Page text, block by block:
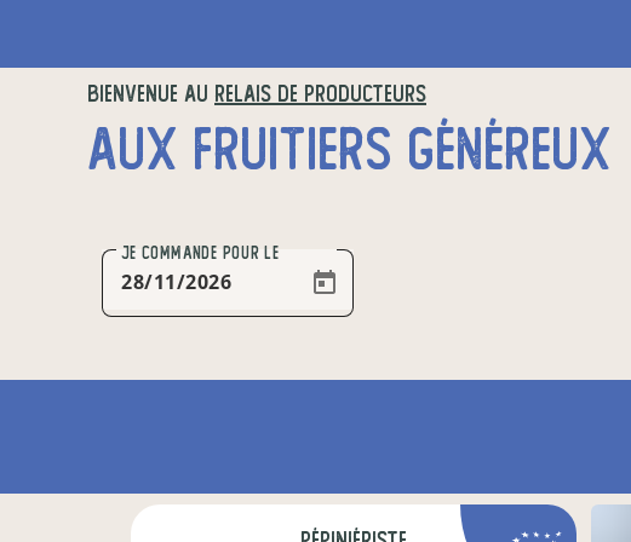
BIENVENUE AU RELAIS DE PRODUCTEURS
AUX FRUITIERS GÉNÉREUX
JE COMMANDE POUR LE